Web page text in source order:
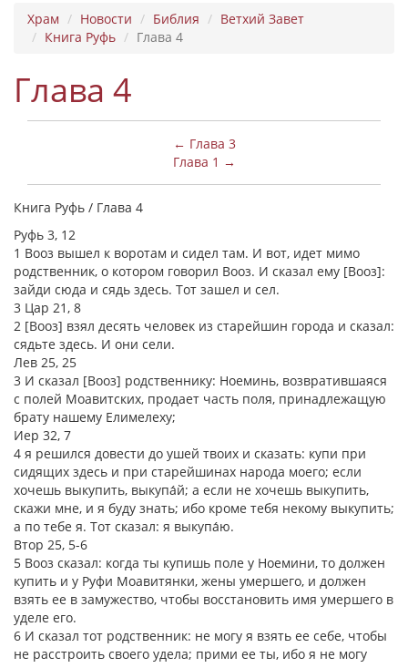
Храм Новости Библия
Ветхий Завет
Книга Руфь
Глава 4
Глава 4
← Глава 3
Глава 1 →
Книга Руфь / Глава 4
Руфь 3, 12
1 Вооз вышел к воротам и сидел там. И вот, идет мимо
родственник, о котором говорил Вооз. И сказал ему [Вооз]:
зайди сюда и сядь здесь. Тот зашел и сел.
3 Цар 21, 8
2 [Вооз] взял десять человек из старейшин города и сказал:
сядьте здесь. И они сели.
Лев 25, 25
3 И сказал [Вооз] родственнику: Ноеминь, возвратившаяся
с полей Моавитских, продает часть поля, принадлежащую
брату нашему Елимелеху;
Иер 32, 7
4 я решился довести до ушей твоих и сказать: купи при
сидящих здесь и при старейшинах народа моего; если
хочешь выкупить, выкупа́й; а если не хочешь выкупить,
скажи мне, и я буду знать; ибо кроме тебя некому выкупить;
а по тебе я. Тот сказал: я выкупа́ю.
Втор 25, 5-6
5 Вооз сказал: когда ты купишь поле у Ноемини, то должен
купить и у Руфи Моавитянки, жены умершего, и должен
взять ее в замужество, чтобы восстановить имя умершего в
уделе его.
6 И сказал тот родственник: не могу я взять ее себе, чтобы
не расстроить своего удела; прими ее ты, ибо я не могу